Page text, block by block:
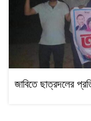
জাবিতে ছাত্রদলের